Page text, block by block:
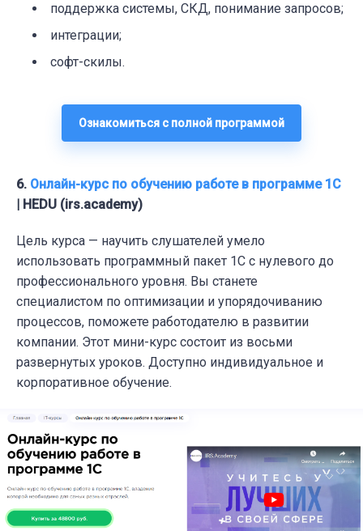
поддержка системы, СКД, понимание запросов;
интеграции;
софт-скилы.
Ознакомиться с полной программой
6. Онлайн-курс по обучению работе в программе 1С
| HEDU (irs.academy)
Цель курса — научить слушателей умело
использовать программный пакет 1С с нулевого до
профессионального уровня. Вы станете
специалистом по оптимизации и упорядочиванию
процессов, поможете работодателю в развитии
компании. Этот мини-курс состоит из восьми
развернутых уроков. Доступно индивидуальное и
корпоративное обучение.